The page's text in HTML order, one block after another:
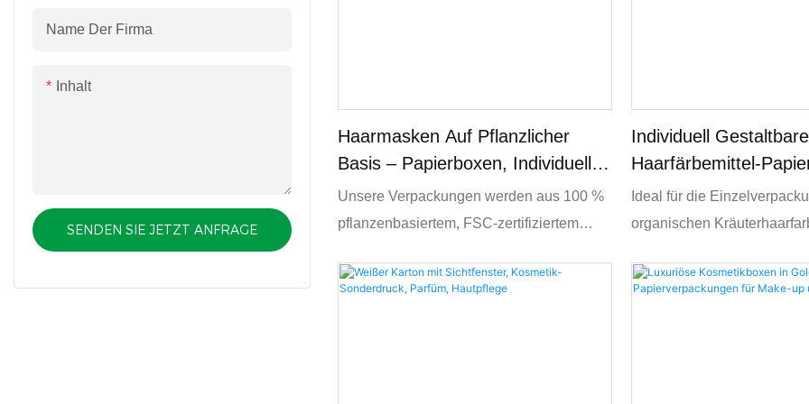
Name Der Firma
Inhalt
SENDEN SIE JETZT ANFRAGE
Haarmasken Auf Pflanzlicher
Basis – Papierboxen, Individuell
Bedruckt, Nachhaltig
Unsere Verpackungen werden aus 100 %
pflanzenbasiertem, FSC-zertifiziertem
recycelbar und kompostierbar. So kann
Individuell Gestaltbare
Haarfärbemittel-
Kräuterfarbstoff
Ideal für die
organischen
natürlichen